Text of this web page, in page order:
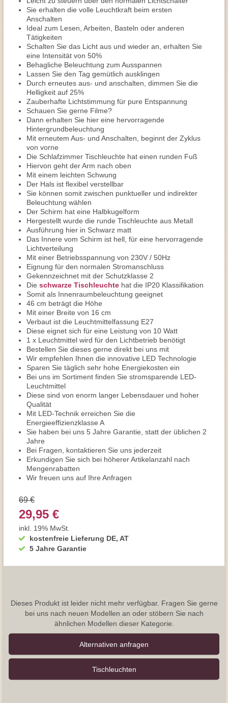
Sie erhalten die volle Leuchtkraft beim ersten
Anschalten
Ideal zum Lesen, Arbeiten, Basteln oder anderen
Tätigkeiten
Schalten Sie das Licht aus und wieder an, erhalten Sie
eine Intensität von 50%
Behagliche Beleuchtung zum Ausspannen
Lassen Sie den Tag gemütlich ausklingen
Durch erneutes aus- und anschalten, dimmen Sie die
Helligkeit auf 25%
Zauberhafte Lichtstimmung für pure Entspannung
Schauen Sie gerne Filme?
Dann erhalten Sie hier eine hervorragende
Hintergrundbeleuchtung
Mit erneutem Aus- und Anschalten, beginnt der Zyklus
von vorne
Die Schlafzimmer Tischleuchte hat einen runden Fuß
Hiervon geht der Arm nach oben
Mit einem leichten Schwung
Der Hals ist flexibel verstellbar
Sie können somit zwischen punktueller und indirekter
Beleuchtung wählen
Der Schirm hat eine Halbkugelform
Hergestellt wurde die runde Tischleuchte aus Metall
Ausführung hier in Schwarz matt
Das Innere vom Schirm ist hell, für eine hervorragende
Lichtverteilung
Mit einer Betriebsspannung von 230V / 50Hz
Eignung für den normalen Stromanschluss
Gekennzeichnet mit der Schutzklasse 2
Die schwarze Tischleuchte hat die IP20 Klassifikation
Somit als Innenraumbeleuchtung geeignet
46 cm beträgt die Höhe
Mit einer Breite von 16 cm
Verbaut ist die Leuchtmittelfassung E27
Diese eignet sich für eine Leistung von 10 Watt
1 x Leuchtmittel wird für den Lichtbetrieb benötigt
Bestellen Sie dieses gerne direkt bei uns mit
Wir empfehlen Ihnen die innovative LED Technologie
Sparen Sie täglich sehr hohe Energiekosten ein
Bei uns im Sortiment finden Sie stromsparende LED-
Leuchtmittel
Diese sind von enorm langer Lebensdauer und hoher
Qualität
Mit LED-Technik erreichen Sie die
Energieeffizienzklasse A
Sie haben bei uns 5 Jahre Garantie, statt der üblichen 2
Jahre
Bei Fragen, kontaktieren Sie uns jederzeit
Erkundigen Sie sich bei höherer Artikelanzahl nach
Mengenrabatten
Wir freuen uns auf Ihre Anfragen
kostenfreie Lieferung DE, AT
5 Jahre Garantie
69 €
29,95 €
inkl. 19% MwSt.
Dieses Produkt ist leider nicht mehr verfügbar. Fragen Sie gerne
bei uns nach neuen Modellen an oder stöbern Sie nach
ähnlichen Modellen dieser Kategorie.
Alternativen anfragen
Tisch­leuchten